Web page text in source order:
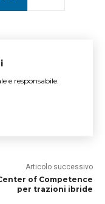
e responsabile.
Articolo successivo
of Competence
per trazioni ibride